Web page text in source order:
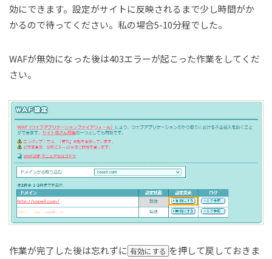
効にできます。設定がサイトに反映されるまで少し時間がか
かるので待ってください。私の場合5-10分程でした。
WAFが無効になった後は403エラーが起こった作業をしてくだ
さい。
作業が完了した後は忘れずに 有効にする を押して戻しておきま